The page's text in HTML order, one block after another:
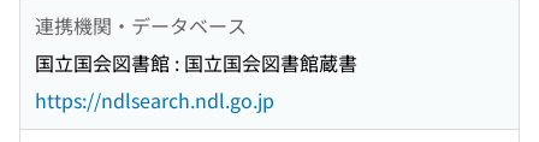
連携機関・データベース
国立国会図書館 : 国立国会図書館蔵書
https://ndlsearch.ndl.go.jp